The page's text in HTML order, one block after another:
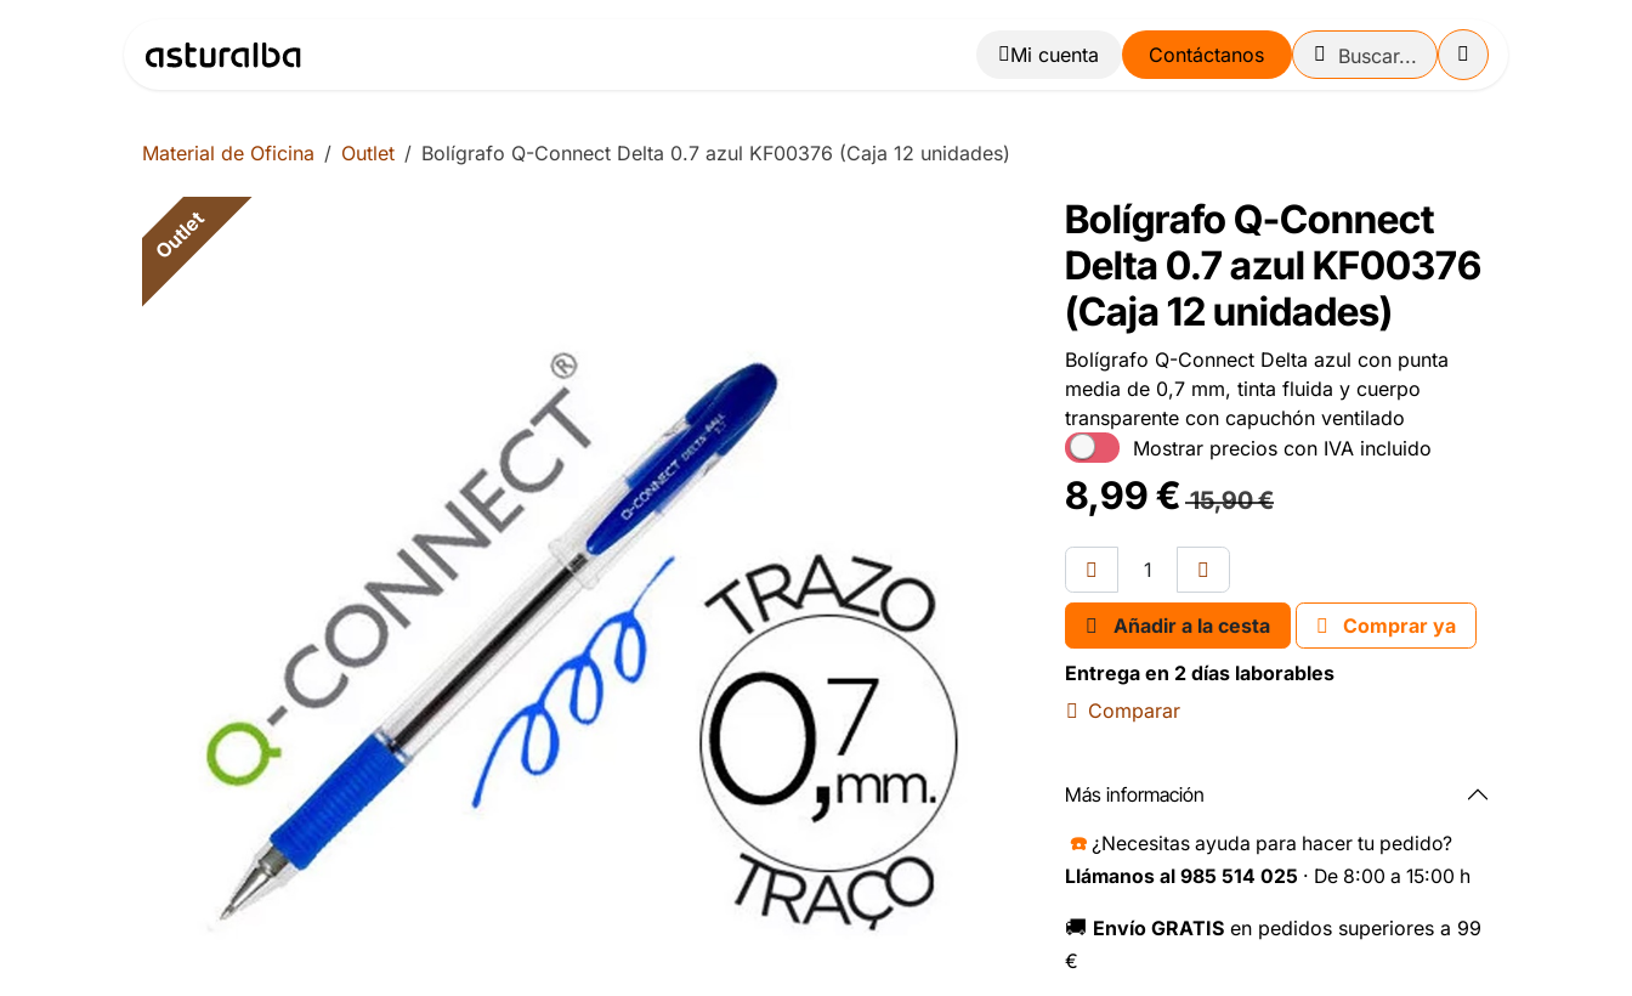
Blog Contáctanos
Material de Oficina Outlet Bolígrafo Q-Connect Delta 0.7 azul KF00376 (Caja 12 unidades)
Outlet
Bolígrafo Q-Connect
Delta 0.7 azul KF00376
(Caja 12 unidades)
Bolígrafo Q-Connect Delta azul con punta
media de 0,7 mm, tinta fluida y cuerpo
transparente con capuchón ventilado
Mostrar precios con IVA incluido
8,99€ 15,90€
Añadir a la cesta
Comprar ya
Entrega en 2 días laborables
Comparar
Más información
☎️ ¿Necesitas ayuda para hacer tu pedido?
Llámanos al 985 514 025 · De 8:00 a 15:00 h
🚚 Envío GRATIS en pedidos superiores a 99
€